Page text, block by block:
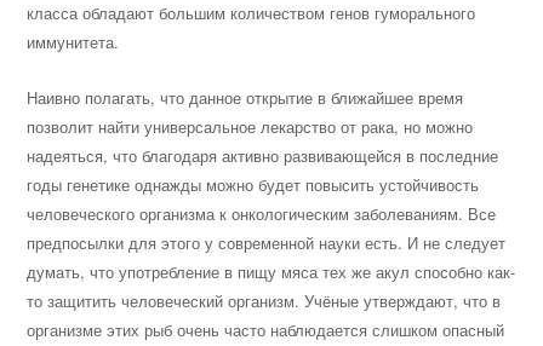
класса обладают большим количеством генов гуморального
иммунитета.
Наивно полагать, что данное открытие в ближайшее время
позволит найти универсальное лекарство от рака, но можно
надеяться, что благодаря активно развивающейся в последние
годы генетике однажды можно будет повысить устойчивость
человеческого организма к онкологическим заболеваниям. Все
предпосылки для этого у современной науки есть. И не следует
думать, что употребление в пищу мяса тех же акул способно как-
то защитить человеческий организм. Учёные утверждают, что в
организме этих рыб очень часто наблюдается слишком опасный